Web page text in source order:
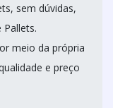
sem dúvidas,
meio da própria
e preço